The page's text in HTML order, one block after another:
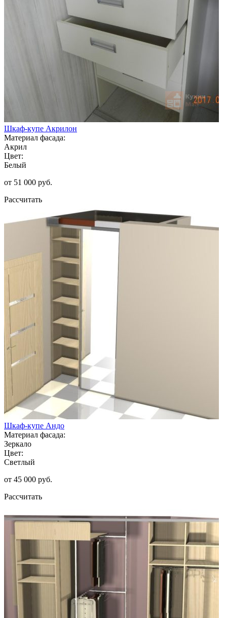
Шкаф-купе Акрилон
Материал фасада:
Акрил
Цвет:
Белый
от 51 000 руб.
Рассчитать
Шкаф-купе Андо
Материал фасада:
Зеркало
Цвет:
Светлый
от 45 000 руб.
Рассчитать